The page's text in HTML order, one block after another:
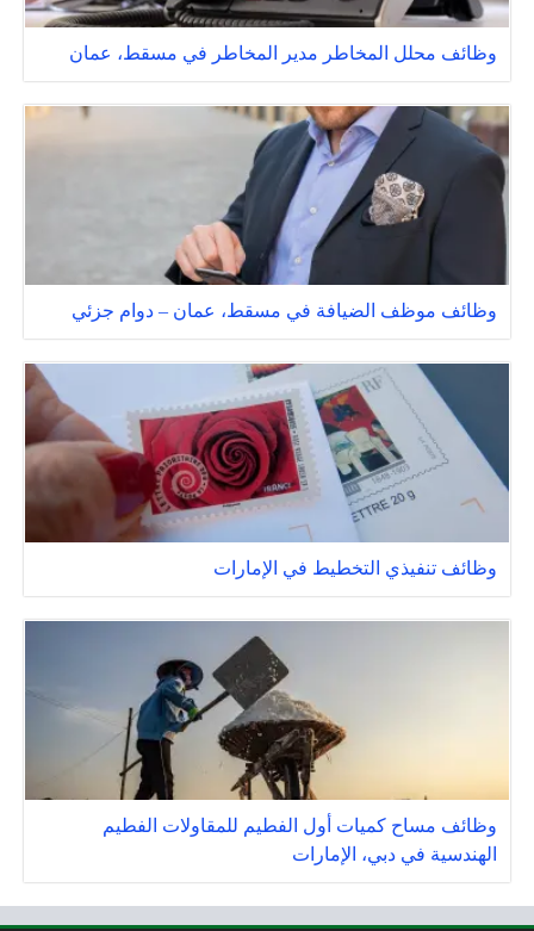
وظائف محلل المخاطر مدير المخاطر في مسقط، عمان
وظائف موظف الضيافة في مسقط، عمان – دوام جزئي
وظائف تنفيذي التخطيط في الإمارات
وظائف مساح كميات أول الفطيم للمقاولات الفطيم
الهندسية في دبي، الإمارات